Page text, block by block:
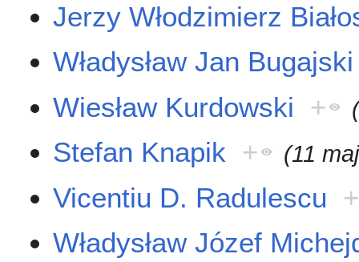
Jerzy Włodzimierz
Władysław Jan Bugajski
Wiesław Kurdowski
+
Stefan Knapik + (11
Vicentiu D. Radulescu
+
Władysław Józef